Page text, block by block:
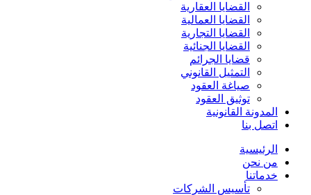
القضايا العقارية
القضايا العمالية
القضايا التجارية
القضايا الجنائية
قضايا الجرائم
التمثيل القانوني
صياغة العقود
توثيق العقود
المدونة القانونية
اتصل بنا
الرئيسية
من نحن
خدماتنا
تأسيس الشركات